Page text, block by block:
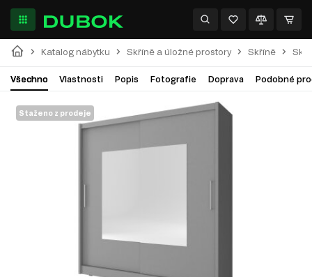
Katalog nábytku Skříně a úložné prostory Skříně
Všechno Vlastnosti Popis Fotografie Doprava Podobné
Staženo z prodeje